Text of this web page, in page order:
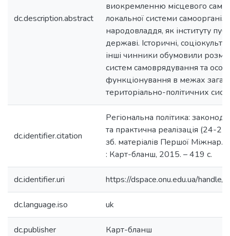
dc.description.abstract
виокремленню місцевого
локальної системи
народовладдя, як інституту
державі. Історичні,
інші чинники обумовили
систем самоврядування та
функціонування в межах
територіально-політичних
dc.identifier.citation
Регіональна політика:
та практична реалізація (24-
зб. матеріалів Першої Міжнар.
: Карт-бланш, 2015. – 419 с.
dc.identifier.uri https://dspace.onu.edu.ua/
dc.language.iso uk
dc.publisher Карт-бланш